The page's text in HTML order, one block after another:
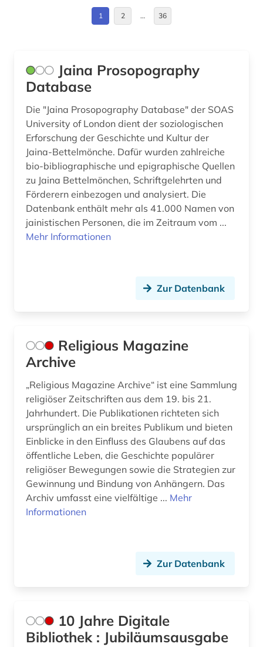
architektur (6)
archiv (2)
archival documents (1)
archäologie (3)
argumentation (1)
aristoteles (3)
armenien (1)
ars moriendi (1)
asienwissenschaften (4)
assisi (1)
atheismus (1)
atlas (4)
audio recordings (1)
aurelius augustinus (2)
Griechenland (Altertum) (4)
Israel (40)
Italien (8)
Japan (1)
Luxemburg (1)
Mittelamerika (2)
Moldawien (1)
Oesterreich (8)
Ostasien (5)
Osteuropa (2)
Palaestina (5)
Polen (2)
Rheinland-Pfalz (2)
Russland, Sowjetunion (4)
Saarland (1)
Sachsen-Anhalt (2)
1 2 … 36
Jaina Prosopography
Database
Die "Jaina Prosopography Database" der SOAS
University of London dient der soziologischen
Erforschung der Geschichte und Kultur der
Jaina-Bettelmönche. Dafür wurden zahlreiche
bio-bibliographische und epigraphische Quellen
zu Jaina Bettelmönchen, Schriftgelehrten und
Förderern einbezogen und analysiert. Die
Datenbank enthält mehr als 41.000 Namen von
jainistischen Personen, die im Zeitraum vom ...
Mehr Informationen
Zur Datenbank
Religious Magazine
Archive
„Religious Magazine Archive“ ist eine Sammlung
religiöser Zeitschriften aus dem 19. bis 21.
Jahrhundert. Die Publikationen richteten sich
ursprünglich an ein breites Publikum und bieten
Einblicke in den Einfluss des Glaubens auf das
öffentliche Leben, die Geschichte populärer
religiöser Bewegungen sowie die Strategien zur
Gewinnung und Bindung von Anhängern. Das
Archiv umfasst eine vielfältige ... Mehr
Informationen
Zur Datenbank
10 Jahre Digitale
Bibliothek : Jubiläumsausgabe